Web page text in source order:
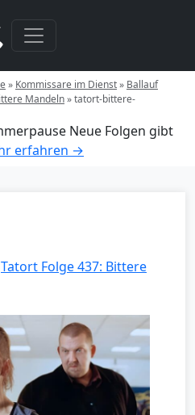
» Kommissare im Dienst» Ballauf
Mandeln»tatort-bittere-
Neue Folgen gibt
erfahren →
Tatort Folge 437: Bittere